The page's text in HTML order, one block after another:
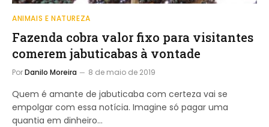
ANIMAIS E NATUREZA
Fazenda cobra valor fixo para visitantes
comerem jabuticabas à vontade
PorDanilo Moreira 8 de maio de 2019
Quem é amante de jabuticaba com certeza vai se
empolgar com essa notícia. Imagine só pagar uma
quantia em dinheiro…